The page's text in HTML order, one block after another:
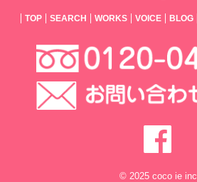
TOP SEARCH WORKS VOICE BLOG
© 2025 coco ie inc.